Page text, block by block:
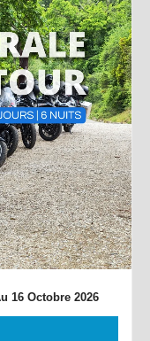
16 Octobre 2026